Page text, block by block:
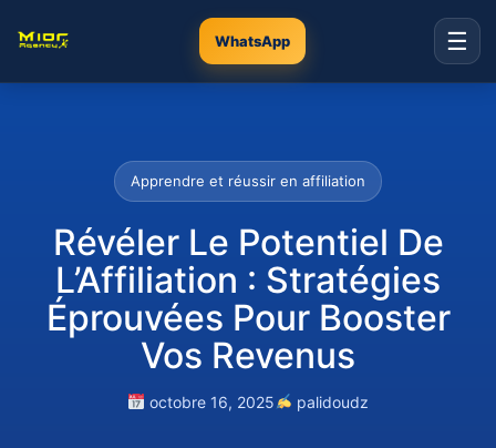
WhatsApp ☰
Apprendre et réussir en affiliation
Révéler Le Potentiel De
L’Affiliation : Stratégies
Éprouvées Pour Booster
Vos Revenus
octobre 16, 2025 palidoudz